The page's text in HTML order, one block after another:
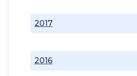
2016
2017